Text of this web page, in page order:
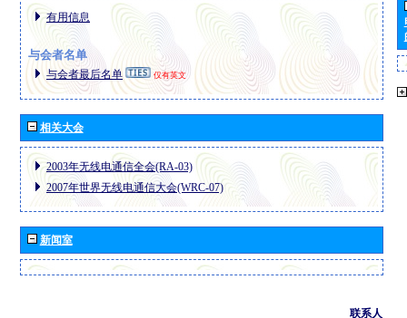
有用信息
与会者名单
与会者最后名单 仅有英文
相关大会
2003年无线电通信全会(RA-03)
2007年世界无线电通信大会(WRC-07)
新闻室
联系人